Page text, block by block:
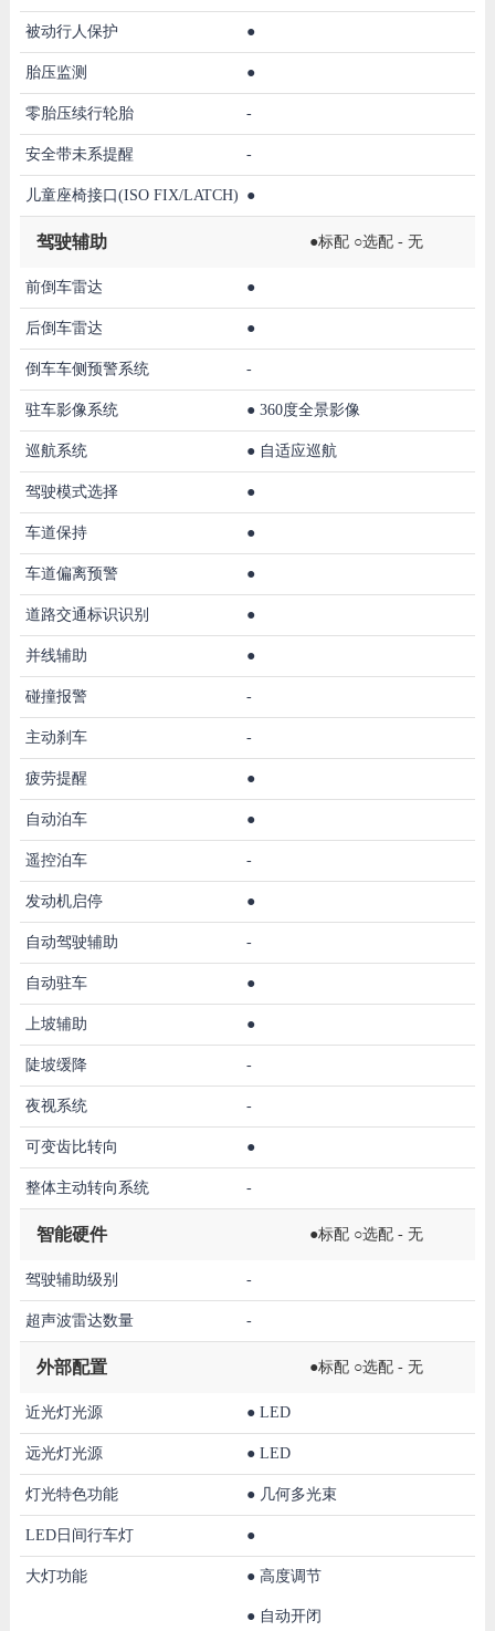
被动行人保护 ●
胎压监测 ●
零胎压续行轮胎 -
安全带未系提醒 -
儿童座椅接口(ISO FIX/LATCH) ●
驾驶辅助 ●标配 ○选配 - 无
前倒车雷达 ●
后倒车雷达 ●
倒车车侧预警系统 -
驻车影像系统 ● 360度全景影像
巡航系统 ● 自适应巡航
驾驶模式选择 ●
车道保持 ●
车道偏离预警 ●
道路交通标识识别 ●
并线辅助 ●
碰撞报警 -
主动刹车 -
疲劳提醒 ●
自动泊车 ●
遥控泊车 -
发动机启停 ●
自动驾驶辅助 -
自动驻车 ●
上坡辅助 ●
陡坡缓降 -
夜视系统 -
可变齿比转向 ●
整体主动转向系统 -
智能硬件 ●标配 ○选配 - 无
驾驶辅助级别 -
超声波雷达数量 -
外部配置 ●标配 ○选配 - 无
近光灯光源 ● LED
远光灯光源 ● LED
灯光特色功能 ● 几何多光束
LED日间行车灯 ●
大灯功能 ● 高度调节
● 自动开闭